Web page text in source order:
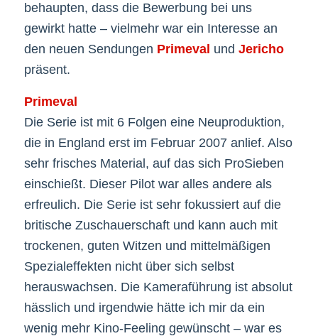
behaupten, dass die Bewerbung bei uns
gewirkt hatte – vielmehr war ein Interesse an
den neuen Sendungen Primeval und Jericho
präsent.
Primeval
Die Serie ist mit 6 Folgen eine Neuproduktion,
die in England erst im Februar 2007 anlief. Also
sehr frisches Material, auf das sich ProSieben
einschießt. Dieser Pilot war alles andere als
erfreulich. Die Serie ist sehr fokussiert auf die
britische Zuschauerschaft und kann auch mit
trockenen, guten Witzen und mittelmäßigen
Spezialeffekten nicht über sich selbst
herauswachsen. Die Kameraführung ist absolut
hässlich und irgendwie hätte ich mir da ein
wenig mehr Kino-Feeling gewünscht – war es